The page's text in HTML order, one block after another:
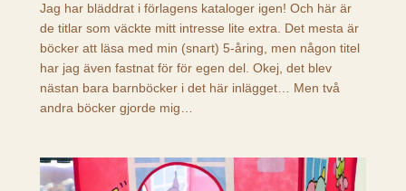
Jag har bläddrat i förlagens kataloger igen! Och här är
de titlar som väckte mitt intresse lite extra. Det mesta är
böcker att läsa med min (snart) 5-åring, men någon titel
har jag även fastnat för för egen del. Okej, det blev
nästan bara barnböcker i det här inlägget… Men två
andra böcker gjorde mig…